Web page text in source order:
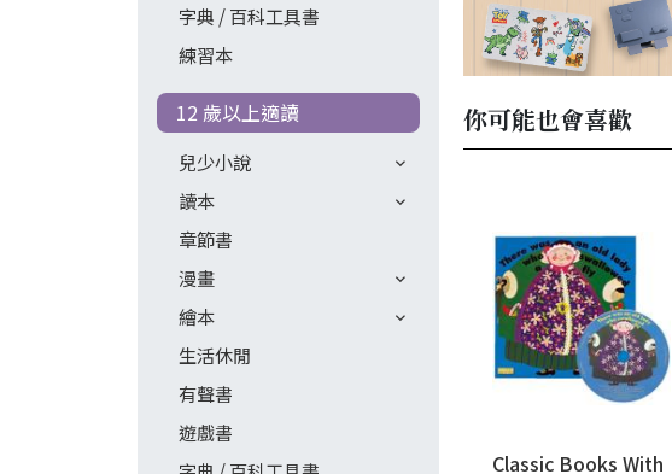
字典 / 百科工具書
練習本
12 歲以上適讀
兒少小說
讀本
章節書
漫畫
繪本
生活休閒
有聲書
遊戲書
你可能也會喜歡
Classic Books With